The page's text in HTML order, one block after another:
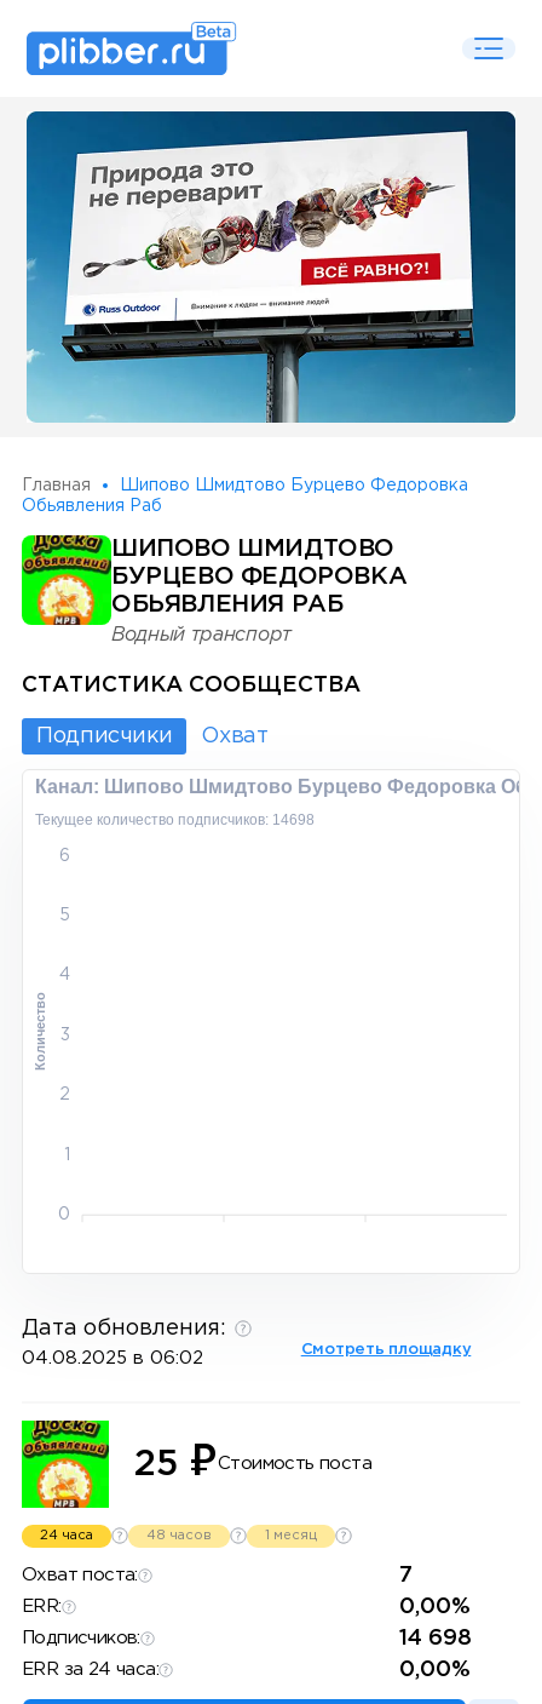
Some SEO Title
Главная
Шипово Шмидтово Бурцево Федоровка
Обьявления Раб
ШИПОВО ШМИДТОВО
БУРЦЕВО ФЕДОРОВКА
ОБЬЯВЛЕНИЯ РАБ
Водный транспорт
СТАТИСТИКА СООБЩЕСТВА
Подписчики Охват
Канал: Шипово Шмидтово Бурцево Федоровка
Текущее количество подписчиков: 14698
6
5
4
3
2
1
0
Количество
Дата обновления:
04.08.2025 в 06:02 Смотреть площадку
25 ₽Стоимость поста
24 часа 48 часов 1 месяц
Охват поста: 7
ERR: 0,00%
Подписчиков: 14 698
ERR за 24 часа: 0,00%